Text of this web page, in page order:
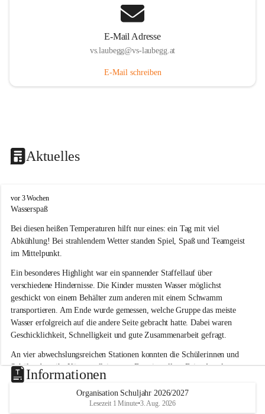
E-Mail Adresse
vs.laubegg@vs-laubegg.at
E-Mail schreiben
Aktuelles
V
o
k
s
s
h
u
l
e
L
a
u
e
g
g
vor 3 Wochen
Wasserspaß
Bei diesen heißen Temperaturen hilft nur eines: ein Tag mit viel
Abkühlung! Bei strahlendem Wetter standen Spiel, Spaß und Teamgeist
im Mittelpunkt.
Ein besonderes Highlight war ein spannender Staffellauf über
verschiedene Hindernisse. Die Kinder mussten Wasser möglichst
geschickt von einem Behälter zum anderen mit einem Schwamm
transportieren. Am Ende wurde gemessen, welche Gruppe das meiste
Wasser erfolgreich auf die andere Seite gebracht hatte. Dabei waren
Geschicklichkeit, Schnelligkeit und gute Zusammenarbeit gefragt.
An vier abwechslungsreichen Stationen konnten die Schülerinnen und
Schüler dann ihr Können allein unter Beweis stellen. Beim Angeln
waren Geduld und Fingerspitzengefühl gefragt, während beim
Zielschießen mit Wasserpistolen oder Schwämmen Treffsicherheit
bewiesen werden musste.
Informationen
Organisation Schuljahr 2026/2027
Lesezeit 1 Minute•3. Aug. 2026